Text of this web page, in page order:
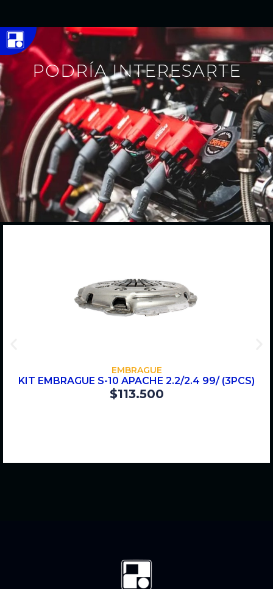
PODRÍA INTERESARTE
COMPRAR
EMBRAGUE
KIT EMBRAGUE S-10 APACHE 2.2/2.4 99/ (3PCS)
$113.500